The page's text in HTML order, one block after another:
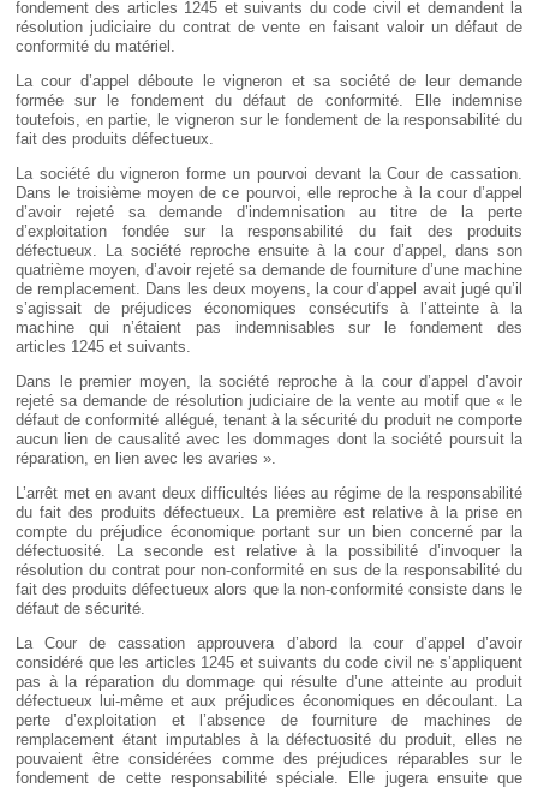
fondement des articles 1245 et suivants du code civil et demandent la
résolution judiciaire du contrat de vente en faisant valoir un défaut de
conformité du matériel.
La cour d’appel déboute le vigneron et sa société de leur demande
formée sur le fondement du défaut de conformité. Elle indemnise
toutefois, en partie, le vigneron sur le fondement de la responsabilité du
fait des produits défectueux.
La société du vigneron forme un pourvoi devant la Cour de cassation.
Dans le troisième moyen de ce pourvoi, elle reproche à la cour d’appel
d’avoir rejeté sa demande d’indemnisation au titre de la perte
d’exploitation fondée sur la responsabilité du fait des produits
défectueux. La société reproche ensuite à la cour d’appel, dans son
quatrième moyen, d’avoir rejeté sa demande de fourniture d’une machine
de remplacement. Dans les deux moyens, la cour d’appel avait jugé qu’il
s’agissait de préjudices économiques consécutifs à l’atteinte à la
machine qui n’étaient pas indemnisables sur le fondement des
articles 1245 et suivants.
Dans le premier moyen, la société reproche à la cour d’appel d’avoir
rejeté sa demande de résolution judiciaire de la vente au motif que « le
défaut de conformité allégué, tenant à la sécurité du produit ne comporte
aucun lien de causalité avec les dommages dont la société poursuit la
réparation, en lien avec les avaries ».
L’arrêt met en avant deux difficultés liées au régime de la responsabilité
du fait des produits défectueux. La première est relative à la prise en
compte du préjudice économique portant sur un bien concerné par la
défectuosité. La seconde est relative à la possibilité d’invoquer la
résolution du contrat pour non-conformité en sus de la responsabilité du
fait des produits défectueux alors que la non-conformité consiste dans le
défaut de sécurité.
La Cour de cassation approuvera d’abord la cour d’appel d’avoir
considéré que les articles 1245 et suivants du code civil ne s’appliquent
pas à la réparation du dommage qui résulte d’une atteinte au produit
défectueux lui-même et aux préjudices économiques en découlant. La
perte d’exploitation et l’absence de fourniture de machines de
remplacement étant imputables à la défectuosité du produit, elles ne
pouvaient être considérées comme des préjudices réparables sur le
fondement de cette responsabilité spéciale. Elle jugera ensuite que